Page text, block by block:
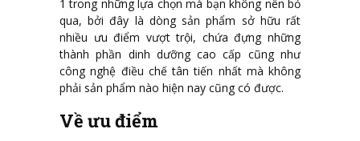
1 trong những lựa chọn mà bạn không nên bỏ
qua, bởi đây là dòng sản phẩm sở hữu rất
nhiều ưu điểm vượt trội, chứa đựng những
thành phần dinh dưỡng cao cấp cũng như
công nghệ điều chế tân tiến nhất mà không
phải sản phẩm nào hiện nay cũng có được.
Về ưu điểm